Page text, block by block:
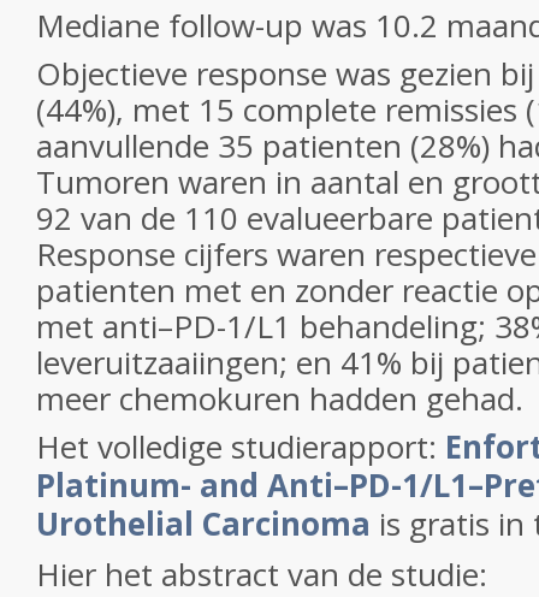
Mediane follow-up was 10.2
Objectieve response was gezien
(44%), met 15 complete remissies
aanvullende 35 patienten (28%)
Tumoren waren in aantal en
92 van de 110 evalueerbare
Response cijfers waren
patienten met en zonder reactie
met anti–PD-1/L1 behandeling;
leveruitzaaiingen; en 41% bij
meer chemokuren hadden gehad.
Het volledige studierapport:
Platinum- and Anti–PD-1/
Urothelial Carcinoma is gratis in
Hier het abstract van de studie: